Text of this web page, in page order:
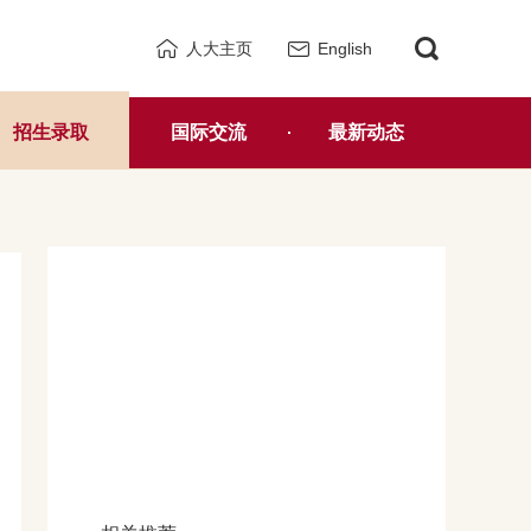
人大主页 English
招生录取 国际交流 最新动态